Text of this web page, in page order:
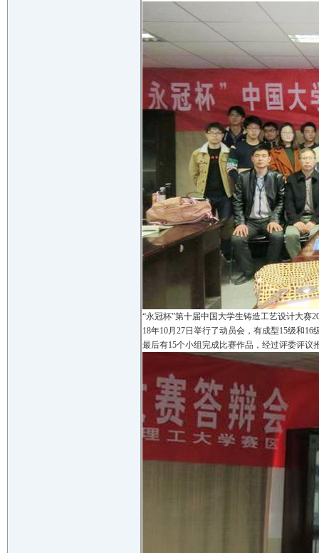
“永冠杯”第十届中国大学生铸造工艺设计大赛
18年10月27日举行了动员会，有成型15级和
最后有15个小组完成比赛作品，经过评委评议